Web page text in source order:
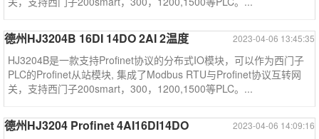
2023-04-06 13:45:35
德州HJ3204B 16DI 14DO 2AI 2温度
HJ3204B是一款支持Profinet协议的分布式IO模块，可以作为西门子
PLC的Profinet从站模块, 集成了Modbus RTU与Profinet协议互转网
关，支持西门子200smart，300，1200,1500等PLC。...
2023-04-06 14:09:16
德州HJ3204 Profinet 4AI16DI14DO